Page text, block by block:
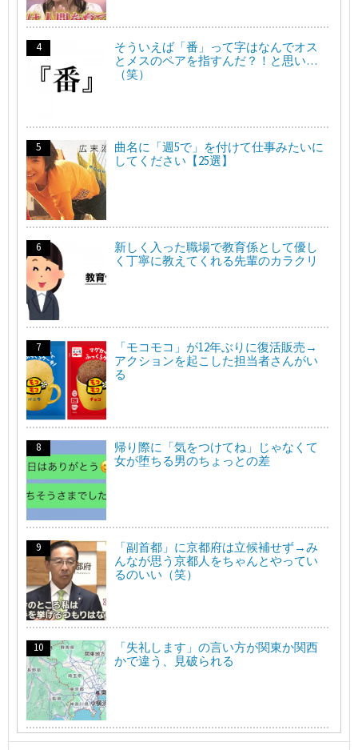
そういえば「番」って字はなんでオス
とメスのペアを指すんだ？！と思い…
（笑）
曲名に「週5で」を付けて仕事みたいに
してください【25選】
新しく入った職場で教育係として優し
く丁寧に教えてくれる先輩のカラクリ
「モコモコ」が12年ぶりに復活販売→
アクションを起こした担当者さんがい
る
帰り際に「気をつけてね」じゃなくて
女が堕ちる男のちょっとの差
「副首都」に京都府は立候補せず→み
んなが思う京都人をちゃんとやってい
るのいい（笑）
「失礼します」の言い方が関東か関西
かで違う、見破られる